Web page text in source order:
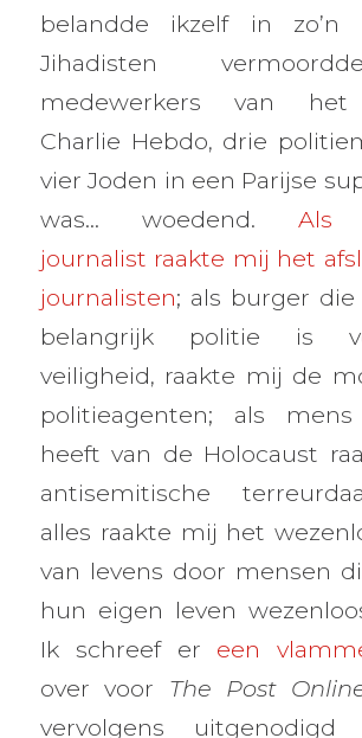
belandde ikzelf in zo’n
Jihadisten
medewerkers van het
Charlie Hebdo, drie
vier Joden in een Parijse
was… woedend.Als
journalist raakte mij het
journalisten; als burger
belangrijk politie is
veiligheid, raakte mij de
politieagenten; als
heeft van de Holocaust
antisemitische
alles raakte mij het
van levens door mensen
hun eigen leven
Ik schreef er een
over voor The Post
vervolgens